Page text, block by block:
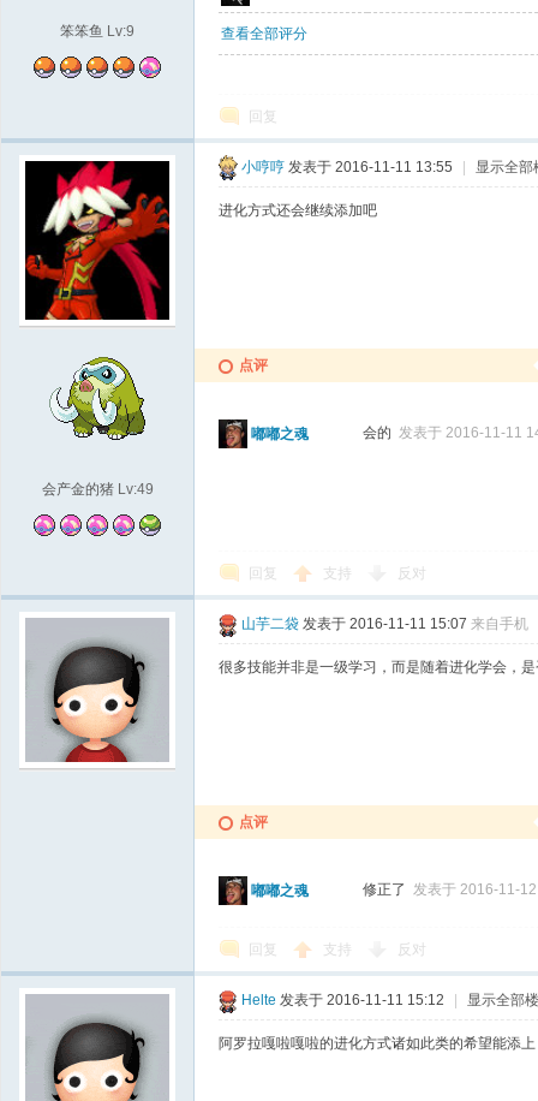
城
笨笨鱼 Lv:9 查看全部评分
回复
会产金的猪Lv:49
小哼哼 发表于 2016-11-11 13:55 | 显示全部
进化方式还会继续添加吧
点评
嘟嘟之魂 会的 发表于 2016-11-11
回复 支持 反对
山芋二袋 发表于 2016-11-11 15:07 来自手机
很多技能并非是一级学习，而是随着进化学会，
点评
嘟嘟之魂 修正了 发表于 2016-11-
回复 支持 反对
Helte 发表于 2016-11-11 15:12 | 显示全部
阿罗拉嘎啦嘎啦的进化方式诸如此类的希望能添上